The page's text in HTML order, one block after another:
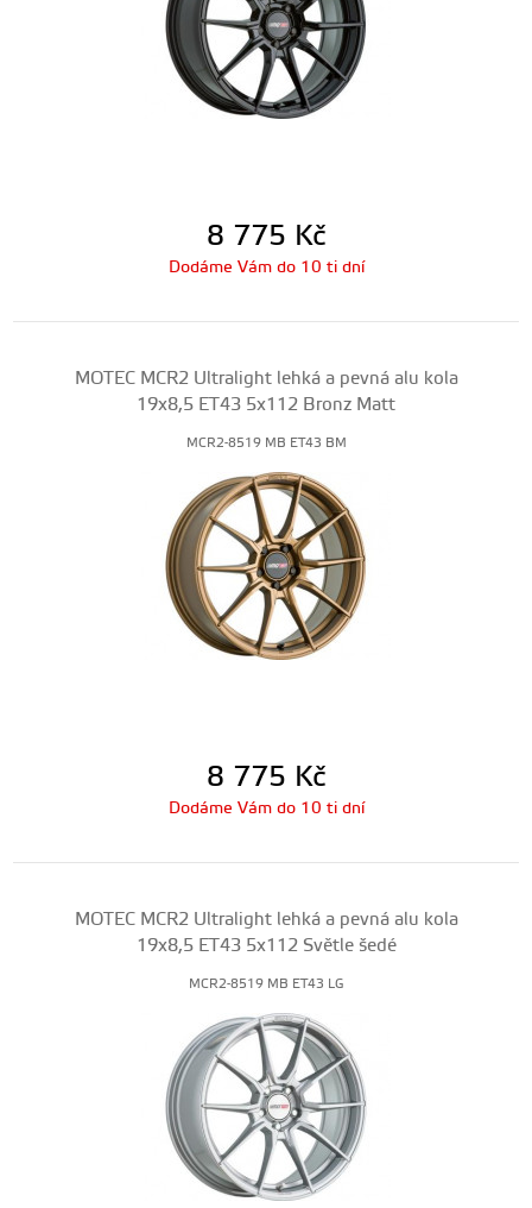
8 775 Kč
Dodáme Vám do 10 ti dní
MOTEC MCR2 Ultralight lehká a pevná alu kola
19x8,5 ET43 5x112 Bronz Matt
MCR2-8519 MB ET43 BM
8 775 Kč
Dodáme Vám do 10 ti dní
MOTEC MCR2 Ultralight lehká a pevná alu kola
19x8,5 ET43 5x112 Světle šedé
MCR2-8519 MB ET43 LG